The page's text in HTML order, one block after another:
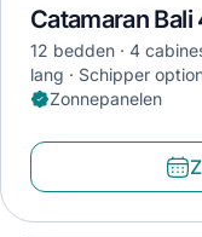
Catamaran Bali
12 bedden 4
lang
Schipper
Zonnepanelen